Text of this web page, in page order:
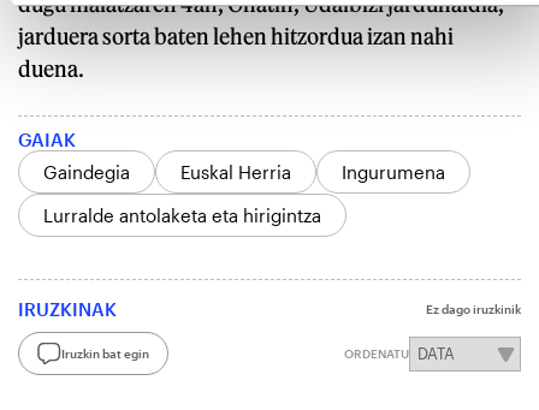
jarduera sorta baten lehen hitzordua izan nahi
duena.
GAIAK
Gaindegia
Euskal Herria
Ingurumena
Lurralde antolaketa eta hirigintza
IRUZKINAK Ez dago iruzkinik
Iruzkin bat egin ORDENATU